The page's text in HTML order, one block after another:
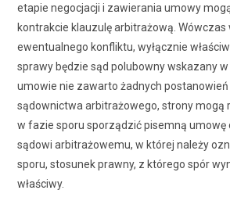
etapie negocjacji i zawierania umowy
kontrakcie klauzulę arbitrażową. Wówczas
ewentualnego konfliktu, wyłącznie
sprawy będzie sąd polubowny wskazany
umowie nie zawarto żadnych
sądownictwa arbitrażowego, strony mogą
w fazie sporu sporządzić pisemną umowę
sądowi arbitrażowemu, w której należy
sporu, stosunek prawny, z którego spór
właściwy.